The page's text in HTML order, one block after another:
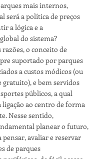
mais internos,
será a política de preços
a lógica e a
do sistema?
razões, o conceito de
suportado por parques
a custos módicos (ou
e bem servidos
públicos, a qual
ao centro de forma
Nesse sentido,
planear o futuro,
avaliar e reservar
de parques